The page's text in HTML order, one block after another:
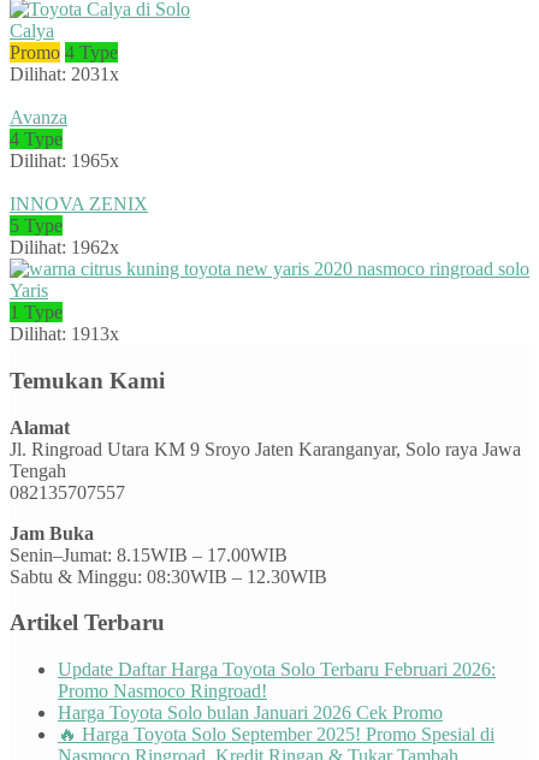
Calya
Promo 4 Type
Dilihat: 2031x
Avanza
4 Type
Dilihat: 1965x
INNOVA ZENIX
5 Type
Dilihat: 1962x
Yaris
1 Type
Dilihat: 1913x
Temukan Kami
Alamat
Jl. Ringroad Utara KM 9 Sroyo Jaten Karanganyar, Solo raya Jawa
Tengah
082135707557
Jam Buka
Senin–Jumat: 8.15WIB – 17.00WIB
Sabtu & Minggu: 08:30WIB – 12.30WIB
Artikel Terbaru
Update Daftar Harga Toyota Solo Terbaru Februari 2026:
Promo Nasmoco Ringroad!
Harga Toyota Solo bulan Januari 2026 Cek Promo
🔥 Harga Toyota Solo September 2025! Promo Spesial di